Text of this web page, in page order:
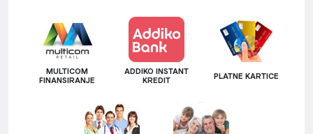
MULTICOM
FINANSIRANJE
ADDIKO INSTANT
KREDIT
PLATNE KARTICE